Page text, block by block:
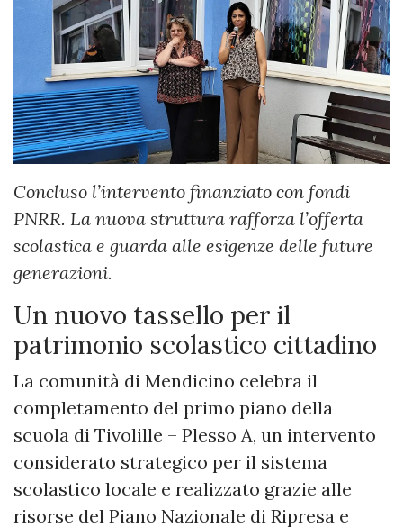
Concluso l’intervento finanziato con fondi
PNRR. La nuova struttura rafforza l’offerta
scolastica e guarda alle esigenze delle future
generazioni.
Un nuovo tassello per il
patrimonio scolastico cittadino
La comunità di Mendicino celebra il
completamento del primo piano della
scuola di Tivolille – Plesso A, un intervento
considerato strategico per il sistema
scolastico locale e realizzato grazie alle
risorse del Piano Nazionale di Ripresa e